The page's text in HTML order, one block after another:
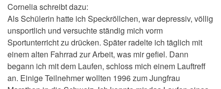
Cornelia schreibt dazu:
Als Schülerin hatte ich Speckröllchen, war depressiv, völlig
unsportlich und versuchte ständig mich vorm
Sportunterricht zu drücken. Später radelte ich täglich mit
einem alten Fahrrad zur Arbeit, was mir gefiel. Dann
begann ich mit dem Laufen, schloss mich einem Lauftreff
an. Einige Teilnehmer wollten 1996 zum Jungfrau